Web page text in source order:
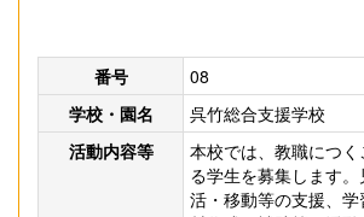
番号
08
学校・園名
呉竹総合支援学校
活動内容等
本校では、教職につ
る学生を募集します
活・移動等の支援、